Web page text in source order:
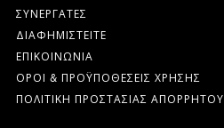
ΣΥΝΕΡΓΑΤΕΣ
ΔΙΑΦΗΜΙΣΤΕΙΤΕ
ΕΠΙΚΟΙΝΩΝΙΑ
ΟΡΟΙ & ΠΡΟΫΠΟΘΕΣΕΙΣ ΧΡΗΣΗΣ
ΠΟΛΙΤΙΚΗ ΠΡΟΣΤΑΣΙΑΣ ΑΠΟΡΡΗΤΟΥ